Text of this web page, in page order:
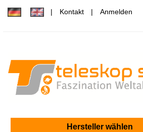
Kontakt Anmelden
Hersteller wählen